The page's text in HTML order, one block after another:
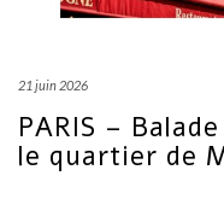
21 juin 2026
PARIS –
le quartier de